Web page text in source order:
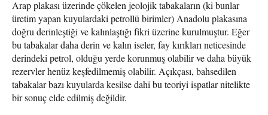
Arap plakası üzerinde çökelen jeolojik tabakaların (ki bunlar
üretim yapan kuyulardaki petrollü birimler) Anadolu plakasına
doğru derinleştiği ve kalınlaştığı fikri üzerine kurulmuştur. Eğer
bu tabakalar daha derin ve kalın iseler, fay kırıkları neticesinde
derindeki petrol, olduğu yerde korunmuş olabilir ve daha büyük
rezervler henüz keşfedilmemiş olabilir. Açıkçası, bahsedilen
tabakalar bazı kuyularda kesilse dahi bu teoriyi ispatlar nitelikte
bir sonuç elde edilmiş değildir.